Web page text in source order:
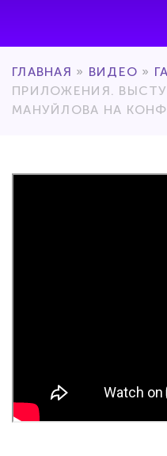
ГЛАВНАЯ » ВИДЕО »
ПРИЛОЖЕНИЯ.
МАНУЙЛОВА НА